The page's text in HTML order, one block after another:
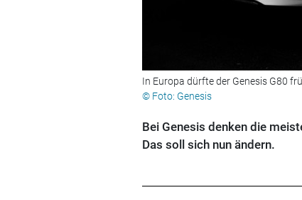
In Europa dürfte der Genesis G80
© Foto: Genesis
Bei Genesis denken die
Das soll sich nun ändern.